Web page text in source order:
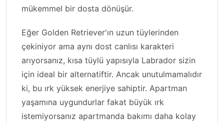
mükemmel bir dosta dönüşür.
Eğer Golden Retriever'ın uzun tüylerinden
çekiniyor ama aynı dost canlısı karakteri
arıyorsanız, kısa tüylü yapısıyla Labrador sizin
için ideal bir alternatiftir. Ancak unutulmamalıdır
ki, bu ırk yüksek enerjiye sahiptir. Apartman
yaşamına uygundurlar fakat büyük ırk
istemiyorsanız apartmanda bakımı daha kolay